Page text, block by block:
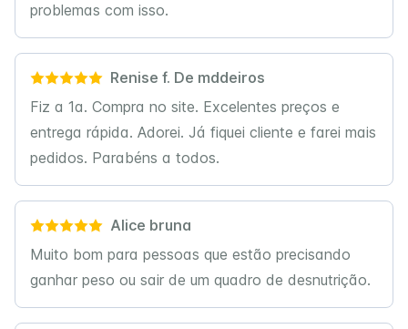
problemas com isso.
Renise f. De mddeiros
Fiz a 1a. Compra no site. Excelentes preços e
entrega rápida. Adorei. Já fiquei cliente e farei mais
pedidos. Parabéns a todos.
Alice bruna
Muito bom para pessoas que estão precisando
ganhar peso ou sair de um quadro de desnutrição.